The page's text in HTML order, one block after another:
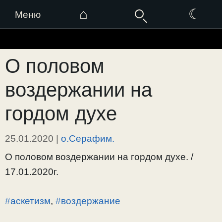
Меню ⌂ ☾
к
содержимому
О половом
воздержании на
гордом духе
25.01.2020 | о.Серафим.
О половом воздержании на гордом духе. /
17.01.2020г.
#аскетизм, #воздержание